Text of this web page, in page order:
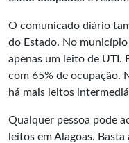
O comunicado diário
do Estado. No
apenas um leito de UTI.
com 65% de ocupação.
há mais leitos
Qualquer pessoa pode
leitos em Alagoas.